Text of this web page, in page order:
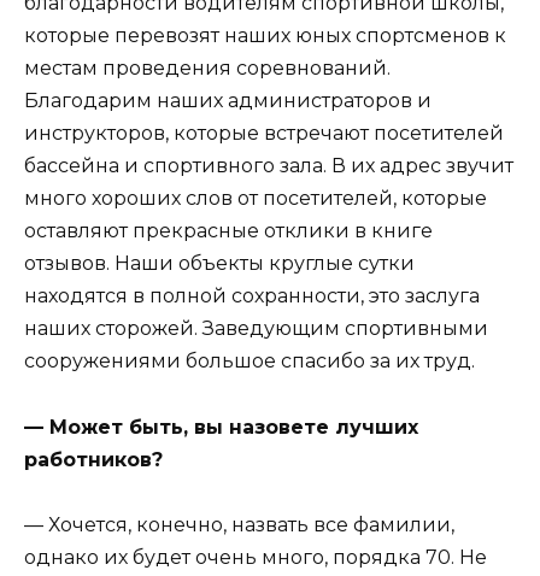
которые перевозят наших юных спортсменов к
местам проведения соревнований.
Благодарим наших администраторов и
инструкторов, которые встречают посетителей
бассейна и спортивного зала. В их адрес звучит
много хороших слов от посетителей, которые
оставляют прекрасные отклики в книге
отзывов. Наши объекты круглые сутки
находятся в полной сохранности, это заслуга
наших сторожей. Заведующим спортивными
сооружениями большое спасибо за их труд.
— Может быть, вы назовете лучших
работников?
— Хочется, конечно, назвать все фамилии,
однако их будет очень много, порядка 70. Не